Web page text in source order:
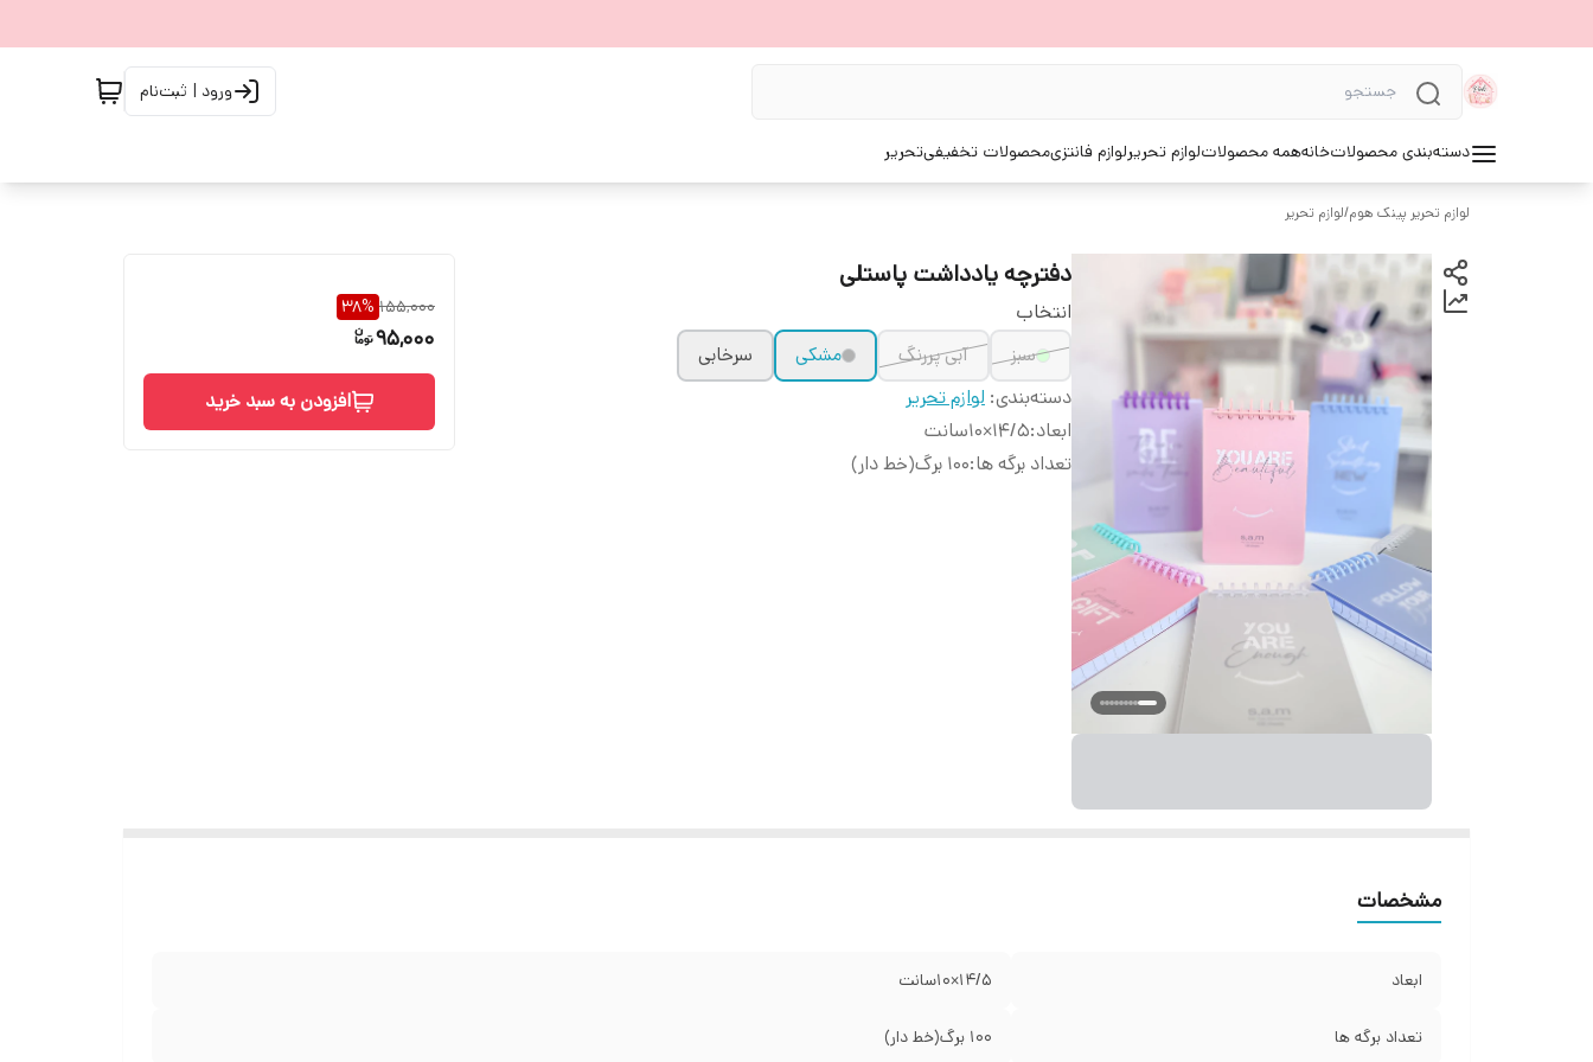
ورود | ثبت‌نام
دسته‌بندی محصولاتخانههمه محصولاتلوازم تحریرلوازم فانتزیمحصولات تخفیفیتحریر
لوازم تحریر پینک هوم/لوازم تحریر
دفترچه یادداشت پاستلی
انتخاب
سبز
آبی پررنگ مشکی
سرخابی
دسته‌بندی: لوازم تحریر
ابعاد:۱۴/۵×۱۰سانت
تعداد برگه ها:۱۰۰ برگ(خط دار)
155,000
38%
95,000
افزودن به سبد خرید
مشخصات
ابعاد ۱۴/۵×۱۰سانت
تعداد برگه ها ۱۰۰ برگ(خط دار)